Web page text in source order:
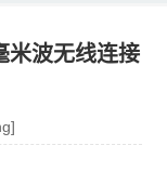
米波无线连接